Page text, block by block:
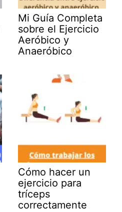
Mi Guía Completa
sobre el Ejercicio
Aeróbico y
Anaeróbico
Cómo hacer un
ejercicio para
tríceps
correctamente